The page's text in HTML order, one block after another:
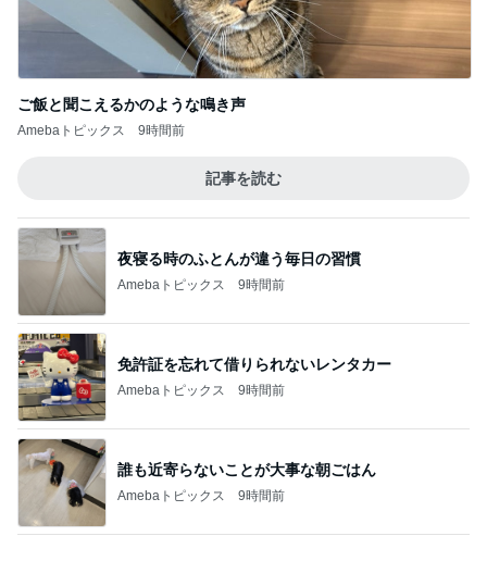
免許証を忘れて借りられないレンタカー
Amebaトピックス 9時間前
Amebaトピックス 9時間前
植えてない植物と兄との思い出
Amebaトピックス 9時間前